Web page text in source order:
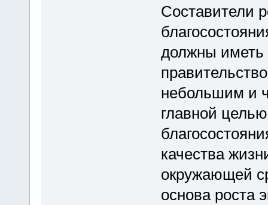
Составители
должны иметь
небольшим и
главной
качества
окружающей
основа роста